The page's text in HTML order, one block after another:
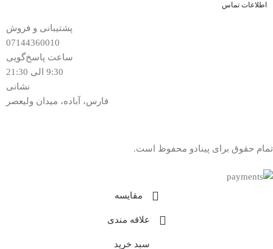
اطلاعات تماس
پشتیبانی و فروش
07144360010
ساعت پاسخ‌گویی
9:30 الی 21:30
نشانی
فارس، آباده، میدان ولیعصر
تمام حقوق برای پینادو محفوظ است.
مقایسه
علاقه مندی
سبد خرید